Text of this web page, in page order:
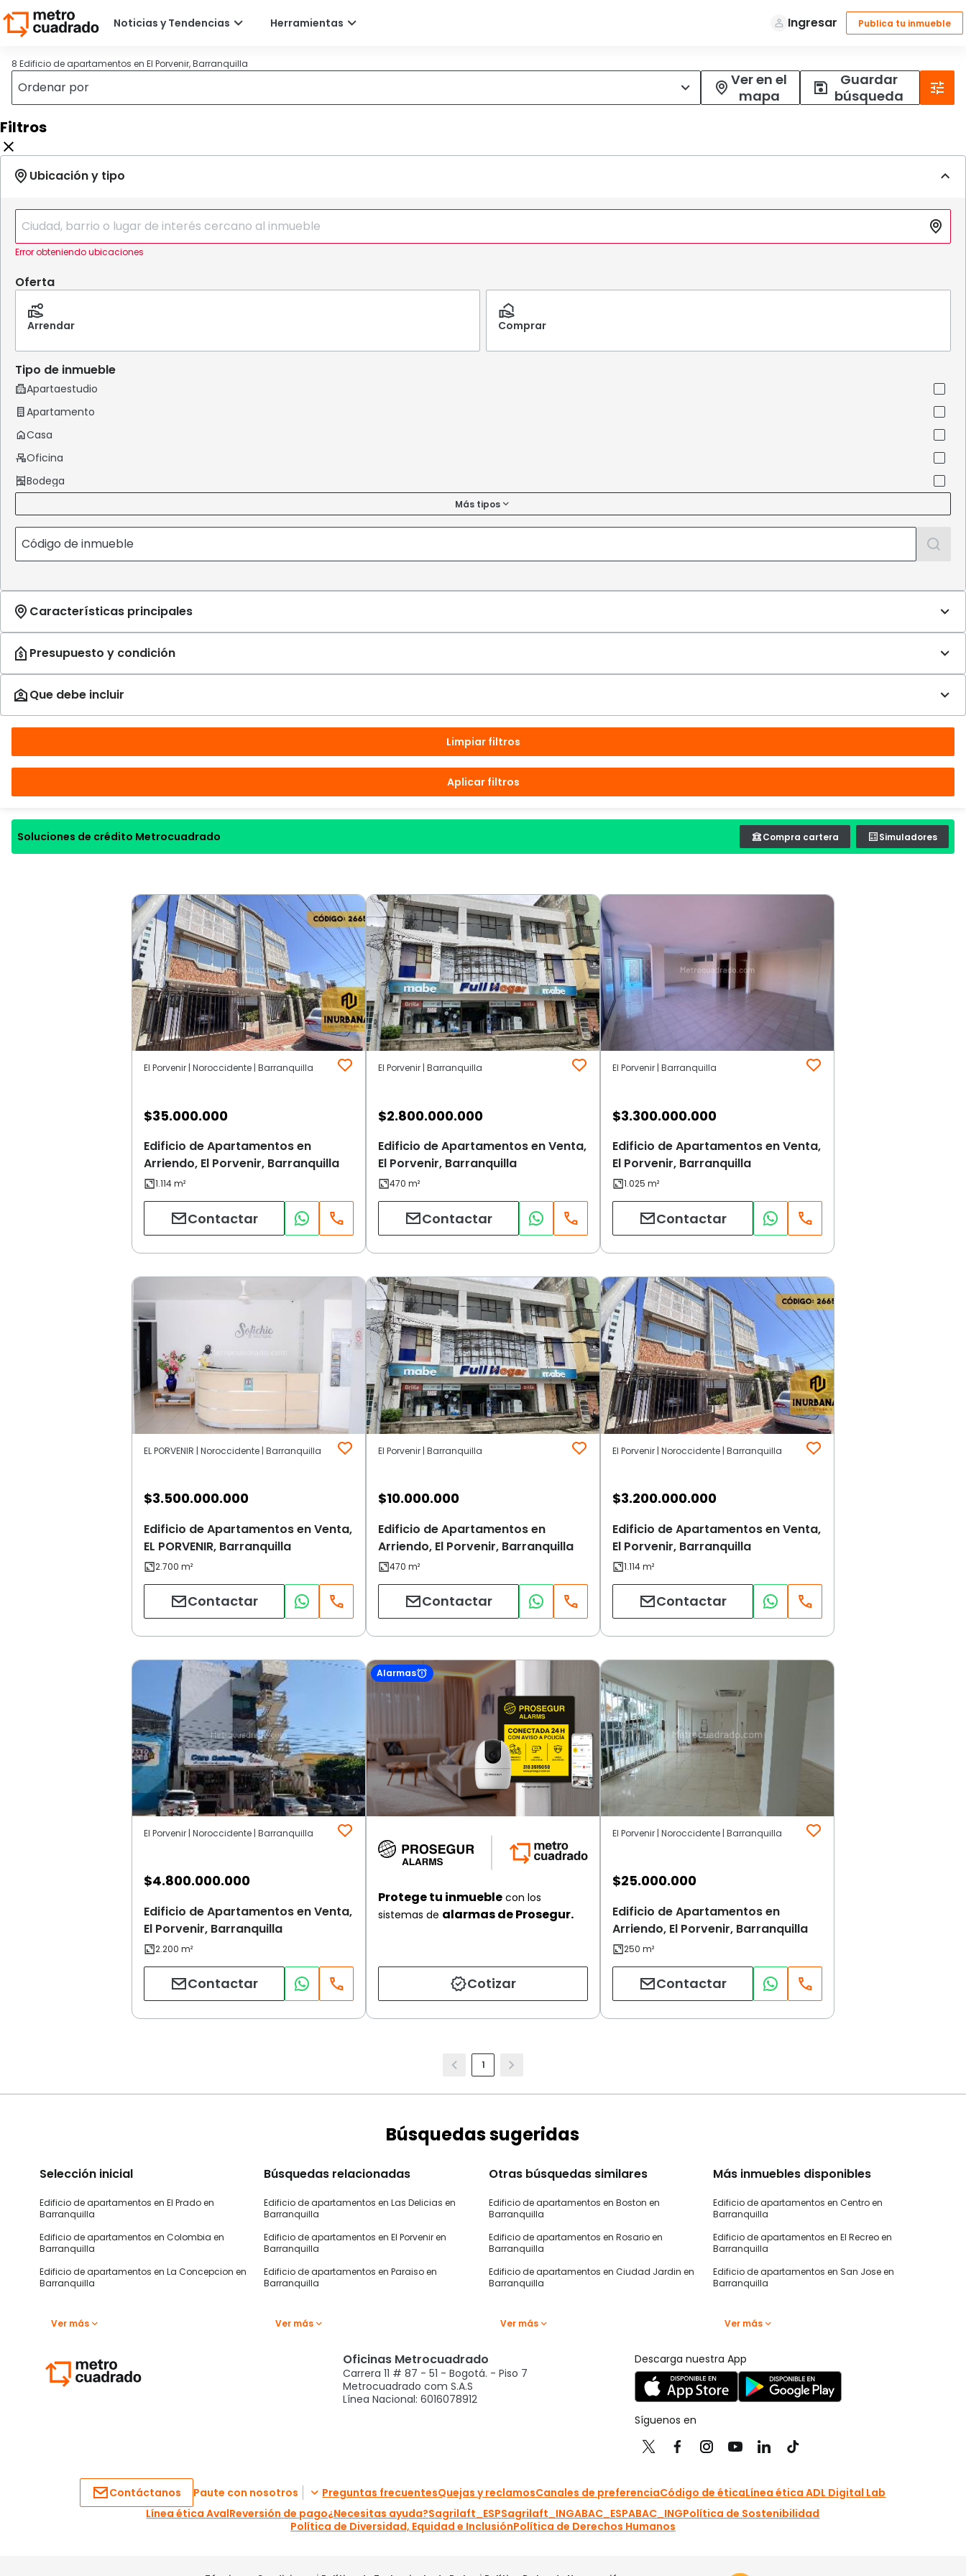
8 Edificio de apartamentos en El Porvenir, Barranquilla
Ver en el
mapa
Guardar
búsqueda
Filtros
Error obteniendo ubicaciones
Oferta
Arrendar Comprar
Tipo de inmueble
Más tipos
Limpiar filtros
Aplicar filtros
Soluciones de crédito Metrocuadrado Compra cartera Simuladores
El Porvenir | Noroccidente | Barranquilla
$35.000.000
Edificio de Apartamentos en
Arriendo, El Porvenir, Barranquilla
Contactar
El Porvenir | Barranquilla
$2.800.000.000
Edificio de Apartamentos en Venta,
El Porvenir, Barranquilla
Contactar
El Porvenir | Barranquilla
$3.300.000.000
Edificio de Apartamentos en Venta,
El Porvenir, Barranquilla
Contactar
EL PORVENIR | Noroccidente | Barranquilla
$3.500.000.000
Edificio de Apartamentos en Venta,
EL PORVENIR, Barranquilla
Contactar
El Porvenir | Barranquilla
$10.000.000
Edificio de Apartamentos en
Arriendo, El Porvenir, Barranquilla
Contactar
El Porvenir | Noroccidente | Barranquilla
$3.200.000.000
Edificio de Apartamentos en Venta,
El Porvenir, Barranquilla
Contactar
El Porvenir | Noroccidente | Barranquilla
$4.800.000.000
Edificio de Apartamentos en Venta,
El Porvenir, Barranquilla
Contactar
Alarmas
Protege tu inmueble con los
sistemas de alarmas de Prosegur.
Cotizar
El Porvenir | Noroccidente | Barranquilla
$25.000.000
Edificio de Apartamentos en
Arriendo, El Porvenir, Barranquilla
Contactar
1